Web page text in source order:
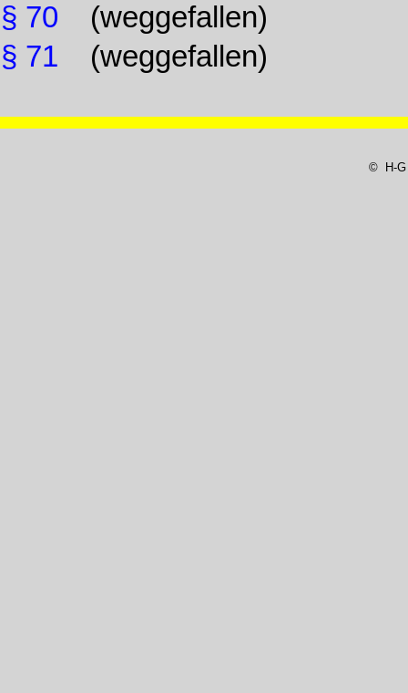
§ 70
§ 71
(weggefallen)
(weggefallen)
© H-G